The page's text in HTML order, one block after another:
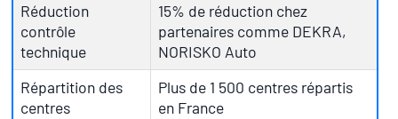
Réduction
contrôle
technique
15% de réduction chez
partenaires comme DEKRA,
NORISKO Auto
Répartition des
centres
Plus de 1 500 centres répartis
en France